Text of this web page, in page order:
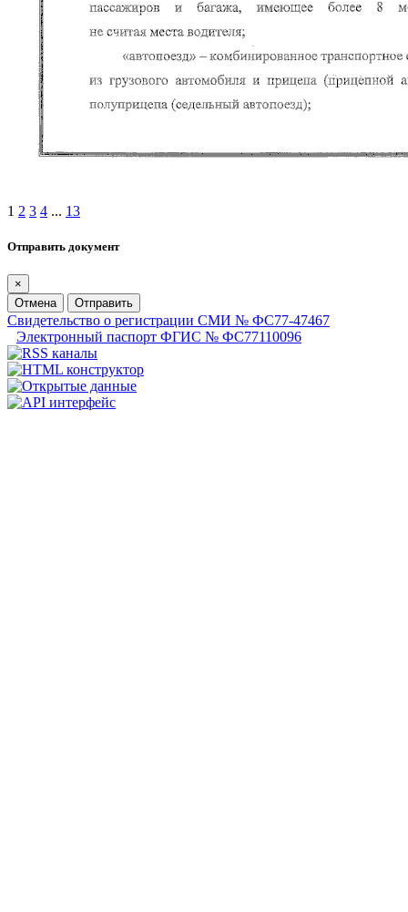
1 2 3 4 ... 13
Отправить документ
×
Отмена
Отправить
Свидетельство о регистрации СМИ № ФС77-47467
Электронный паспорт ФГИС № ФС77110096